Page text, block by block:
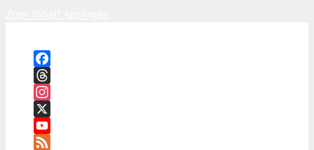
Facebook
Threads
Instagram
X
YouTube